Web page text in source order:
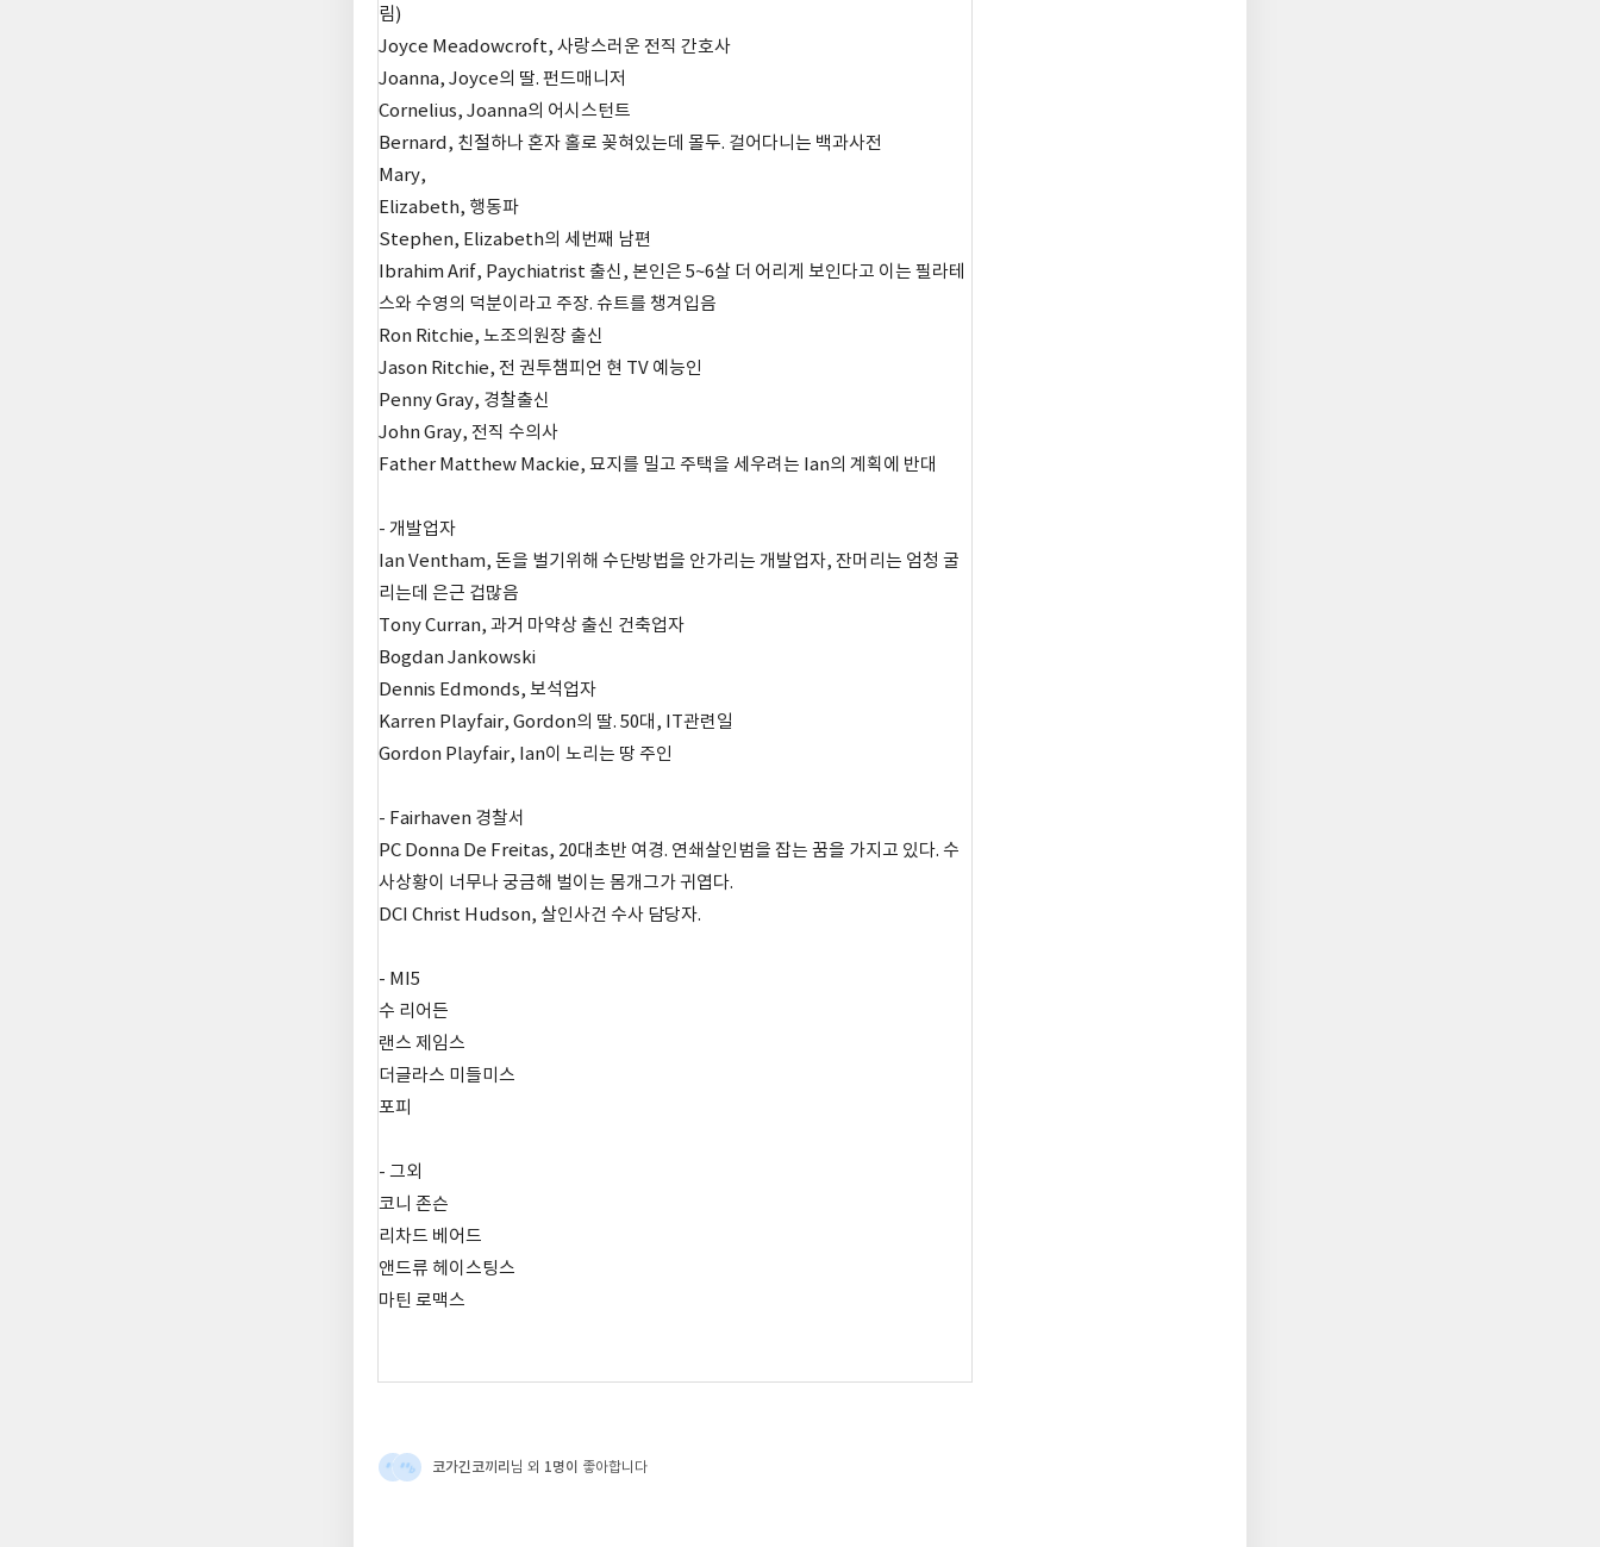
림)
Joyce Meadowcroft, 사랑스러운 전직 간호사
Joanna, Joyce의 딸. 펀드매니저
Cornelius, Joanna의 어시스턴트
Bernard, 친절하나 혼자 홀로 꽂혀있는데 몰두. 걸어다니는 백과사전
Mary,
Elizabeth, 행동파
Stephen, Elizabeth의 세번째 남편
Ibrahim Arif, Paychiatrist 출신, 본인은 5~6살 더 어리게 보인다고 이는 필라테
스와 수영의 덕분이라고 주장. 슈트를 챙겨입음
Ron Ritchie, 노조의원장 출신
Jason Ritchie, 전 권투챔피언 현 TV 예능인
Penny Gray, 경찰출신
John Gray, 전직 수의사
Father Matthew Mackie, 묘지를 밀고 주택을 세우려는 Ian의 계획에 반대
- 개발업자
Ian Ventham, 돈을 벌기위해 수단방법을 안가리는 개발업자, 잔머리는 엄청 굴
리는데 은근 겁많음
Tony Curran, 과거 마약상 출신 건축업자
Bogdan Jankowski
Dennis Edmonds, 보석업자
Karren Playfair, Gordon의 딸. 50대, IT관련일
Gordon Playfair, Ian이 노리는 땅 주인
- Fairhaven 경찰서
PC Donna De Freitas, 20대초반 여경. 연쇄살인범을 잡는 꿈을 가지고 있다. 수
사상황이 너무나 궁금해 벌이는 몸개그가 귀엽다.
DCI Christ Hudson, 살인사건 수사 담당자.
- MI5
수 리어든
랜스 제임스
더글라스 미들미스
포피
- 그외
코니 존슨
리차드 베어드
앤드류 헤이스팅스
마틴 로맥스
코가긴코끼리 님 외 1명이 좋아합니다